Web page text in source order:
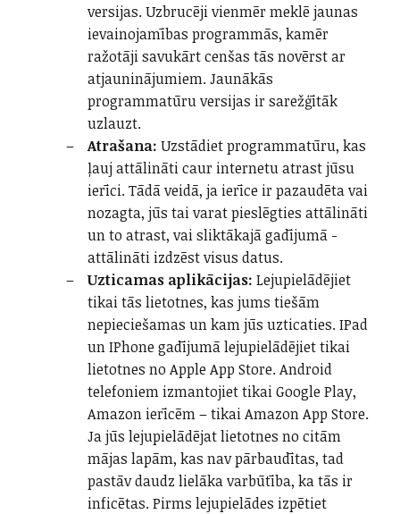
versijas. Uzbrucēji vienmēr meklē jaunas
ievainojamības programmās, kamēr
ražotāji savukārt cenšas tās novērst ar
atjauninājumiem. Jaunākās
programmatūru versijas ir sarežģītāk
uzlauzt.
Atrašana: Uzstādiet programmatūru, kas
ļauj attālināti caur internetu atrast jūsu
ierīci. Tādā veidā, ja ierīce ir pazaudēta vai
nozagta, jūs tai varat pieslēgties attālināti
un to atrast, vai sliktākajā gadījumā -
attālināti izdzēst visus datus.
Uzticamas aplikācijas: Lejupielādējiet
tikai tās lietotnes, kas jums tiešām
nepieciešamas un kam jūs uzticaties. IPad
un IPhone gadījumā lejupielādējiet tikai
lietotnes no Apple App Store. Android
telefoniem izmantojiet tikai Google Play,
Amazon ierīcēm – tikai Amazon App Store.
Ja jūs lejupielādējat lietotnes no citām
mājas lapām, kas nav pārbaudītas, tad
pastāv daudz lielāka varbūtība, ka tās ir
inficētas. Pirms lejupielādes izpētiet